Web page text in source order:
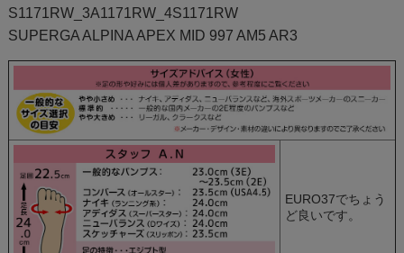
S1171RW_3A1171RW_4S1171RW
SUPERGA ALPINA APEX MID 997 AM5 AR3
EURO37でちょう
ど良いです。